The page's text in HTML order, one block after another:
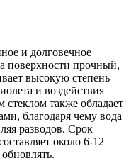
и долговечное
поверхности прочный,
высокую степень
и воздействия
также обладает
благодаря чему вода
разводов. Срок
около 6-12